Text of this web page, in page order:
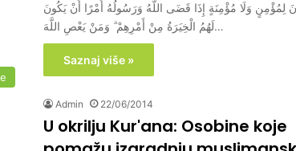
لِمُؤْمِنٍ وَلَا مُؤْمِنَةٍ إِذَا قَضَى اللَّهُ وَرَسُولُهُ أَمْرًا أَنْ يَكُونَ
لَهُمُ الْخِيَرَةُ مِنْ أَمْرِهِمْ ۗ وَمَنْ يَعْصِ اللَّهَ…
Saznaj više »
Admin 22/06/2014
U okrilju Kur'ana: Osobine koje